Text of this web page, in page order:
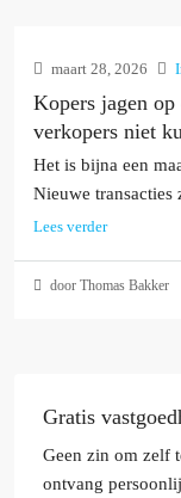
maart 28, 2026
Kopers jagen
verkopers niet
Het is bijna een
Nieuwe transacties
Lees verder
door Thomas Bakker
Gratis
Geen zin om zelf
ontvang